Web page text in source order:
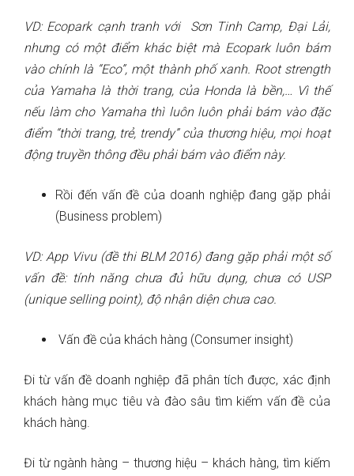
VD: Ecopark cạnh tranh với Sơn Tinh Camp, Đại Lải,
nhưng có một điểm khác biệt mà Ecopark luôn bám
vào chính là “Eco”, một thành phố xanh. Root strength
của Yamaha là thời trang, của Honda là bền,… Vì thế
nếu làm cho Yamaha thì luôn luôn phải bám vào đặc
điểm “thời trang, trẻ, trendy” của thương hiệu, mọi hoạt
động truyền thông đều phải bám vào điểm này.
Rồi đến vấn đề của doanh nghiệp đang gặp phải
(Business problem)
VD: App Vivu (đề thi BLM 2016) đang gặp phải một số
vấn đề: tính năng chưa đủ hữu dụng, chưa có USP
(unique selling point), độ nhận diện chưa cao.
Vấn đề của khách hàng (Consumer insight)
Đi từ vấn đề doanh nghiệp đã phân tích được, xác định
khách hàng mục tiêu và đào sâu tìm kiếm vấn đề của
khách hàng.
Đi từ ngành hàng – thương hiệu – khách hàng, tìm kiếm